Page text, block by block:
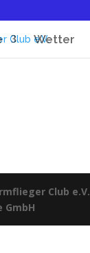
Wetter
Club e.V.
GmbH